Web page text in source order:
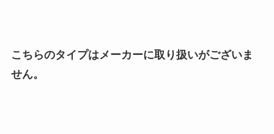
こちらのタイプはメーカーに取り扱いがございま
せん。